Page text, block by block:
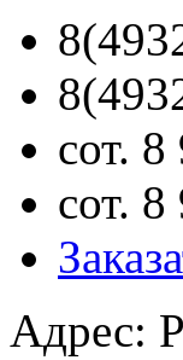
сот.
сот.
Адрес: